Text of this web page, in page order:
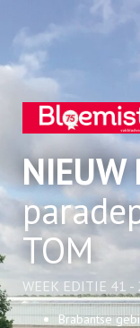
NIEUW
TOM
WEEK EDITIE 41 -
Brabantse